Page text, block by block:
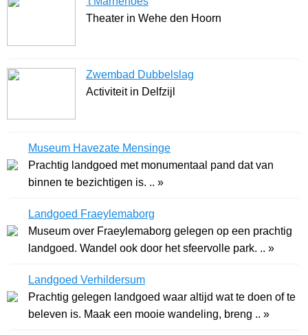
Theater in Wehe den Hoorn
Zwembad Dubbelslag
Activiteit in Delfzijl
Museum Havezate Mensinge
Prachtig landgoed met monumentaal pand dat van
binnen te bezichtigen is. .. »
Landgoed Fraeylemaborg
Museum over Fraeylemaborg gelegen op een prachtig
landgoed. Wandel ook door het sfeervolle park. .. »
Landgoed Verhildersum
Prachtig gelegen landgoed waar altijd wat te doen of te
beleven is. Maak een mooie wandeling, breng .. »